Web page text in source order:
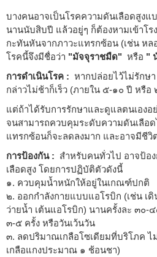
บางคนอาจเป็นโรคความดันเลือดสูงแ
นานนับสิบปี แล้วอยู่ๆ ก็ต้องหามเข้าโร
กะทันหันจากภาวะแทรกซ้อน (เช่น หล
โรคนี้จึงมีชื่อว่า "มัจจุราชมืด" หรือ "
การดำเนินโรค : หากปล่อยไว้ไม่รักษ
กล่าวไม่ช้าก็เร็ว (ภายใน ๕-๑๐ ปี หรือ
แต่ถ้าได้รับการรักษาและดูแลตนเองอ
จนสามารถควบคุมระดับความดันเลือด
แทรกซ้อนก็จะลดลงมาก และอาจมีชี
การป้องกัน : สำหรับคนทั่วไป อาจป้อ
เลือดสูง โดยการปฏิบัติตัวดังนี้
๑. ควบคุมน้ำหนักให้อยู่ในเกณฑ์ปกติ
๒. ออกกำลังกายแบบแอโรบิก (เช่น เดิ
ว่ายน้ำ เต้นแอโรบิก) นานครั้งละ ๓๐-
๓-๕ ครั้ง หรือวันเว้นวัน
๓. ลดปริมาณเกลือโซเดียมที่บริโภค ไ
เกลือแกงประมาณ ๑ ช้อนชา)